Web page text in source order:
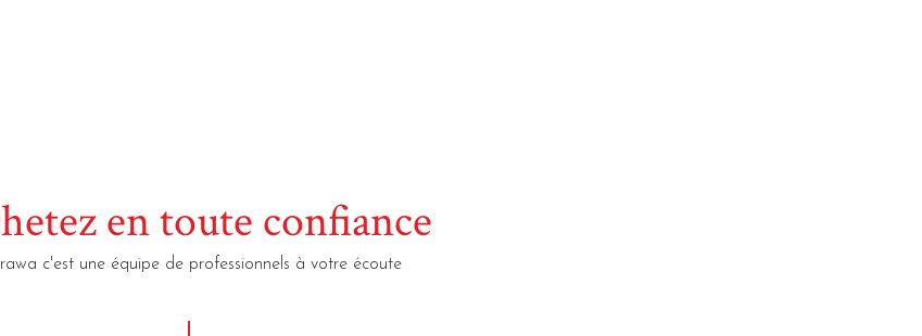
en toute confiance
c'est une équipe de professionnels à votre écoute